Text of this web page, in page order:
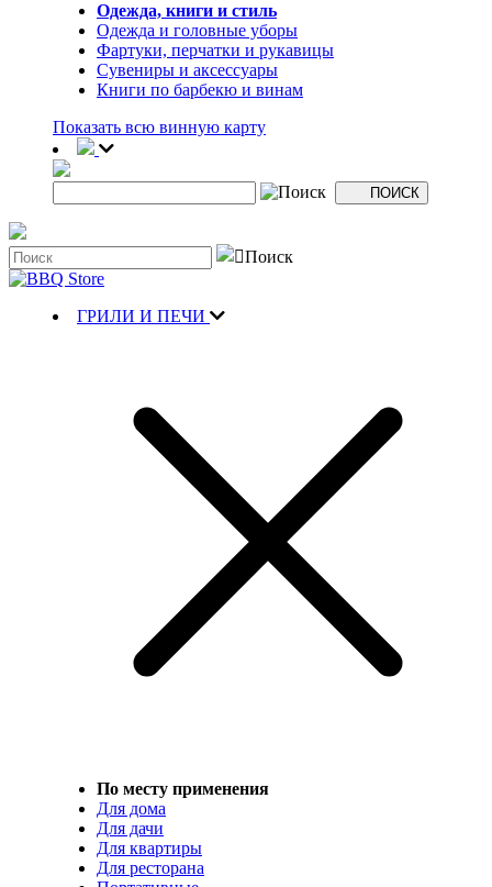
Одежда, книги и стиль
Одежда и головные уборы
Фартуки, перчатки и рукавицы
Сувениры и аксессуары
Книги по барбекю и винам
Показать всю винную карту
ГРИЛИ И ПЕЧИ
По месту применения
Для дома
Для дачи
Для квартиры
Для ресторана